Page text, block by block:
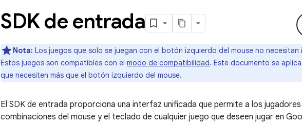
SDK de entrada
Nota: Los juegos que solo se juegan con el botón izquierdo del mouse no necesitan
Estos juegos son compatibles con el modo de compatibilidad. Este documento se
que necesiten más que el botón izquierdo del mouse.
El SDK de entrada proporciona una interfaz unificada que permite a los
combinaciones del mouse y el teclado de cualquier juego que deseen jugar en